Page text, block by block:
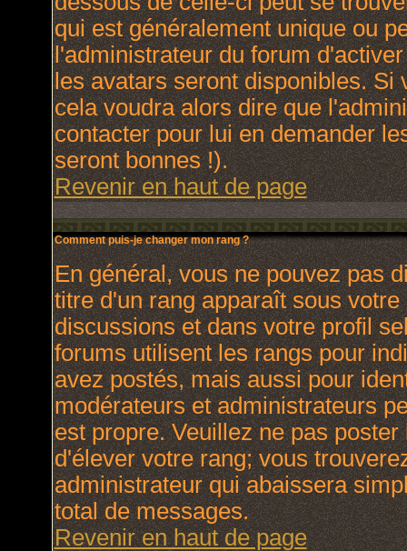
qui est généralement unique ou
l'administrateur du forum
les avatars seront disponibles. Si
cela voudra alors dire que
contacter pour lui en demander
seront bonnes !).
Revenir en haut de page
Comment puis-je changer mon rang ?
En général, vous ne pouvez pas
titre d'un rang apparaît sous
discussions et dans votre profil
forums utilisent les rangs pour
avez postés, mais aussi pour
modérateurs et administrateurs
est propre. Veuillez ne pas
d'élever votre rang; vous
administrateur qui abaissera
total de messages.
Revenir en haut de page